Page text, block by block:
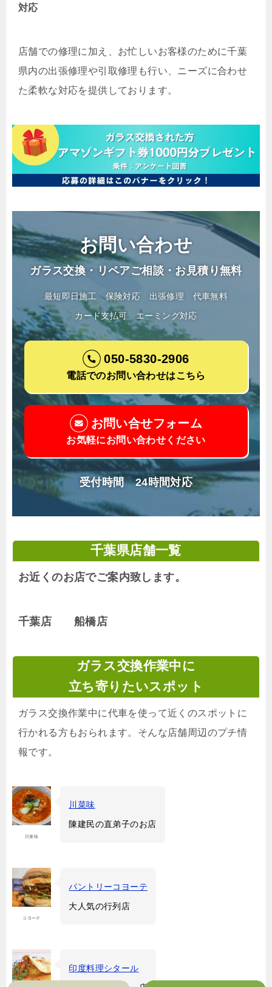
対応
店舗での修理に加え、お忙しいお客様のために千葉
県内の出張修理や引取修理も行い、ニーズに合わせ
た柔軟な対応を提供しております。
お問い合わせ
ガラス交換・リペアご相談・お見積り無料
最短即日施工 保険対応 出張修理
代車無料
カード支払可
エーミング対応
050-5830-2906
電話でのお問い合わせはこちら
お問い合せフォーム
お気軽にお問い合わせください
受付時間 24時間対応
千葉県店舗一覧
お近くのお店でご案内致します。
千葉店 船橋店
ガラス交換作業中に
立ち寄りたいスポット
ガラス交換作業中に代車を使って近くのスポットに
行かれる方もおられます。そんな店舗周辺のプチ情
報です。
川菜味
川菜味
陳建民の直弟子のお店
コヨーテ
パントリーコヨーテ
大人気の行列店
印度料理シタール